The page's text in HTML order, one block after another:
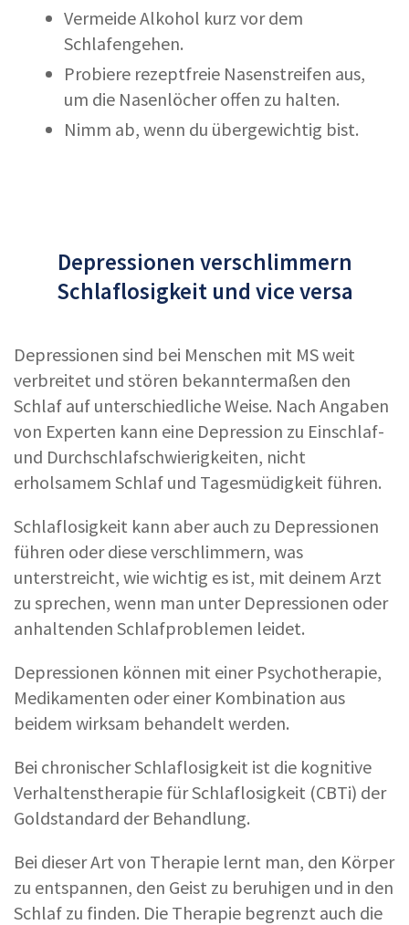
Vermeide Alkohol kurz vor dem
Schlafengehen.
Probiere rezeptfreie Nasenstreifen aus,
um die Nasenlöcher offen zu halten.
Nimm ab, wenn du übergewichtig bist.
Depressionen verschlimmern
Schlaflosigkeit und vice versa
Depressionen sind bei Menschen mit MS weit
verbreitet und stören bekanntermaßen den
Schlaf auf unterschiedliche Weise. Nach Angaben
von Experten kann eine Depression zu Einschlaf-
und Durchschlafschwierigkeiten, nicht
erholsamem Schlaf und Tagesmüdigkeit führen.
Schlaflosigkeit kann aber auch zu Depressionen
führen oder diese verschlimmern, was
unterstreicht, wie wichtig es ist, mit deinem Arzt
zu sprechen, wenn man unter Depressionen oder
anhaltenden Schlafproblemen leidet.
Depressionen können mit einer Psychotherapie,
Medikamenten oder einer Kombination aus
beidem wirksam behandelt werden.
Bei chronischer Schlaflosigkeit ist die kognitive
Verhaltenstherapie für Schlaflosigkeit (CBTi) der
Goldstandard der Behandlung.
Bei dieser Art von Therapie lernt man, den Körper
zu entspannen, den Geist zu beruhigen und in den
Schlaf zu finden. Die Therapie begrenzt auch die